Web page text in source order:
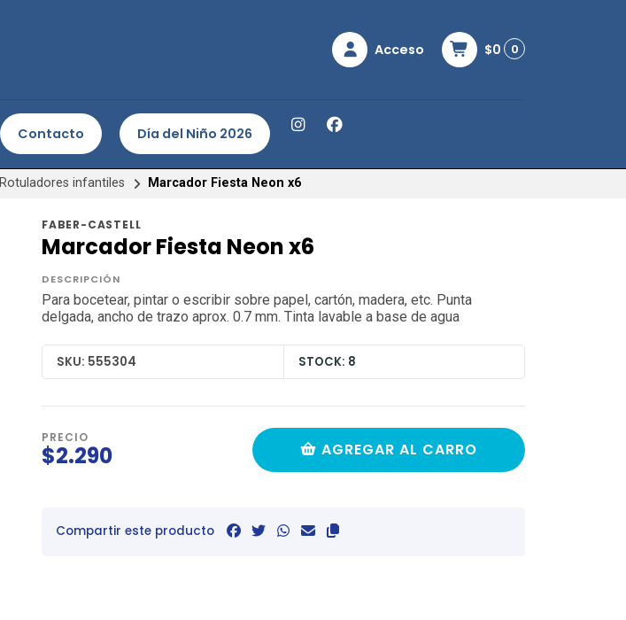
Acceso $0 0
Contacto Día del Niño 2026
Rotuladores infantiles Marcador Fiesta Neon x6
FABER-CASTELL
Marcador Fiesta Neon x6
DESCRIPCIÓN
Para bocetear, pintar o escribir sobre papel, cartón, madera, etc. Punta
delgada, ancho de trazo aprox. 0.7 mm. Tinta lavable a base de agua
SKU: 555304 STOCK: 8
PRECIO
$2.290 AGREGAR AL CARRO
Compartir este producto